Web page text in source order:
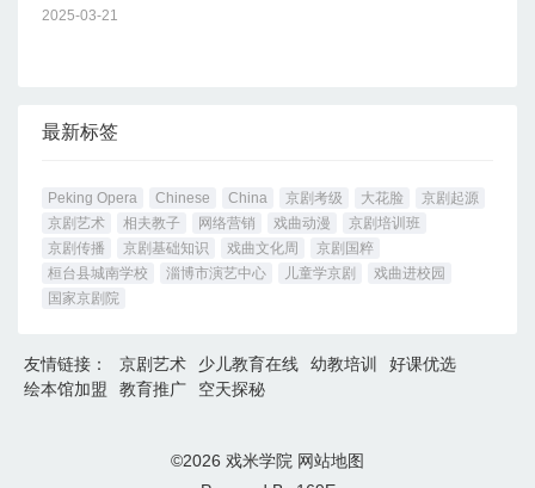
2025-03-21
最新标签
Peking Opera Chinese China 京剧考级 大花脸
京剧起源
京剧艺术
相夫教子 网络营销 戏曲动漫
京剧培训班
京剧传播
京剧基础知识 戏曲文化周
京剧国粹
桓台县城南学校
淄博市演艺中心 儿童学京剧
戏曲进校园
国家京剧院
友情链接： 京剧艺术 少儿教育在线 幼教培训
好课优选
绘本馆加盟
教育推广 空天探秘
©2026 戏米学院 网站地图